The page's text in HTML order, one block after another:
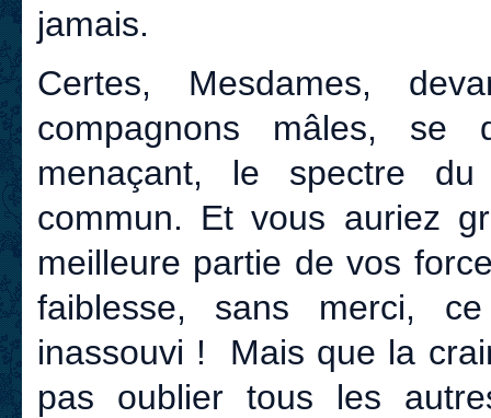
jamais.
Certes, Mesdames,
compagnons mâles, se
menaçant, le spectre
commun. Et vous auriez
meilleure partie de vos
faiblesse, sans merci,
inassouvi ! Mais que la
pas oublier tous les